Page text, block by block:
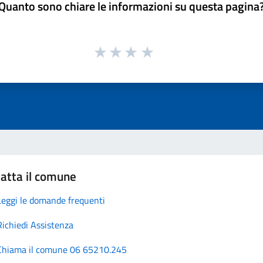
sono chiare le informazioni su questa
il comune
le domande frequenti
Assistenza
il comune 06 65210.245